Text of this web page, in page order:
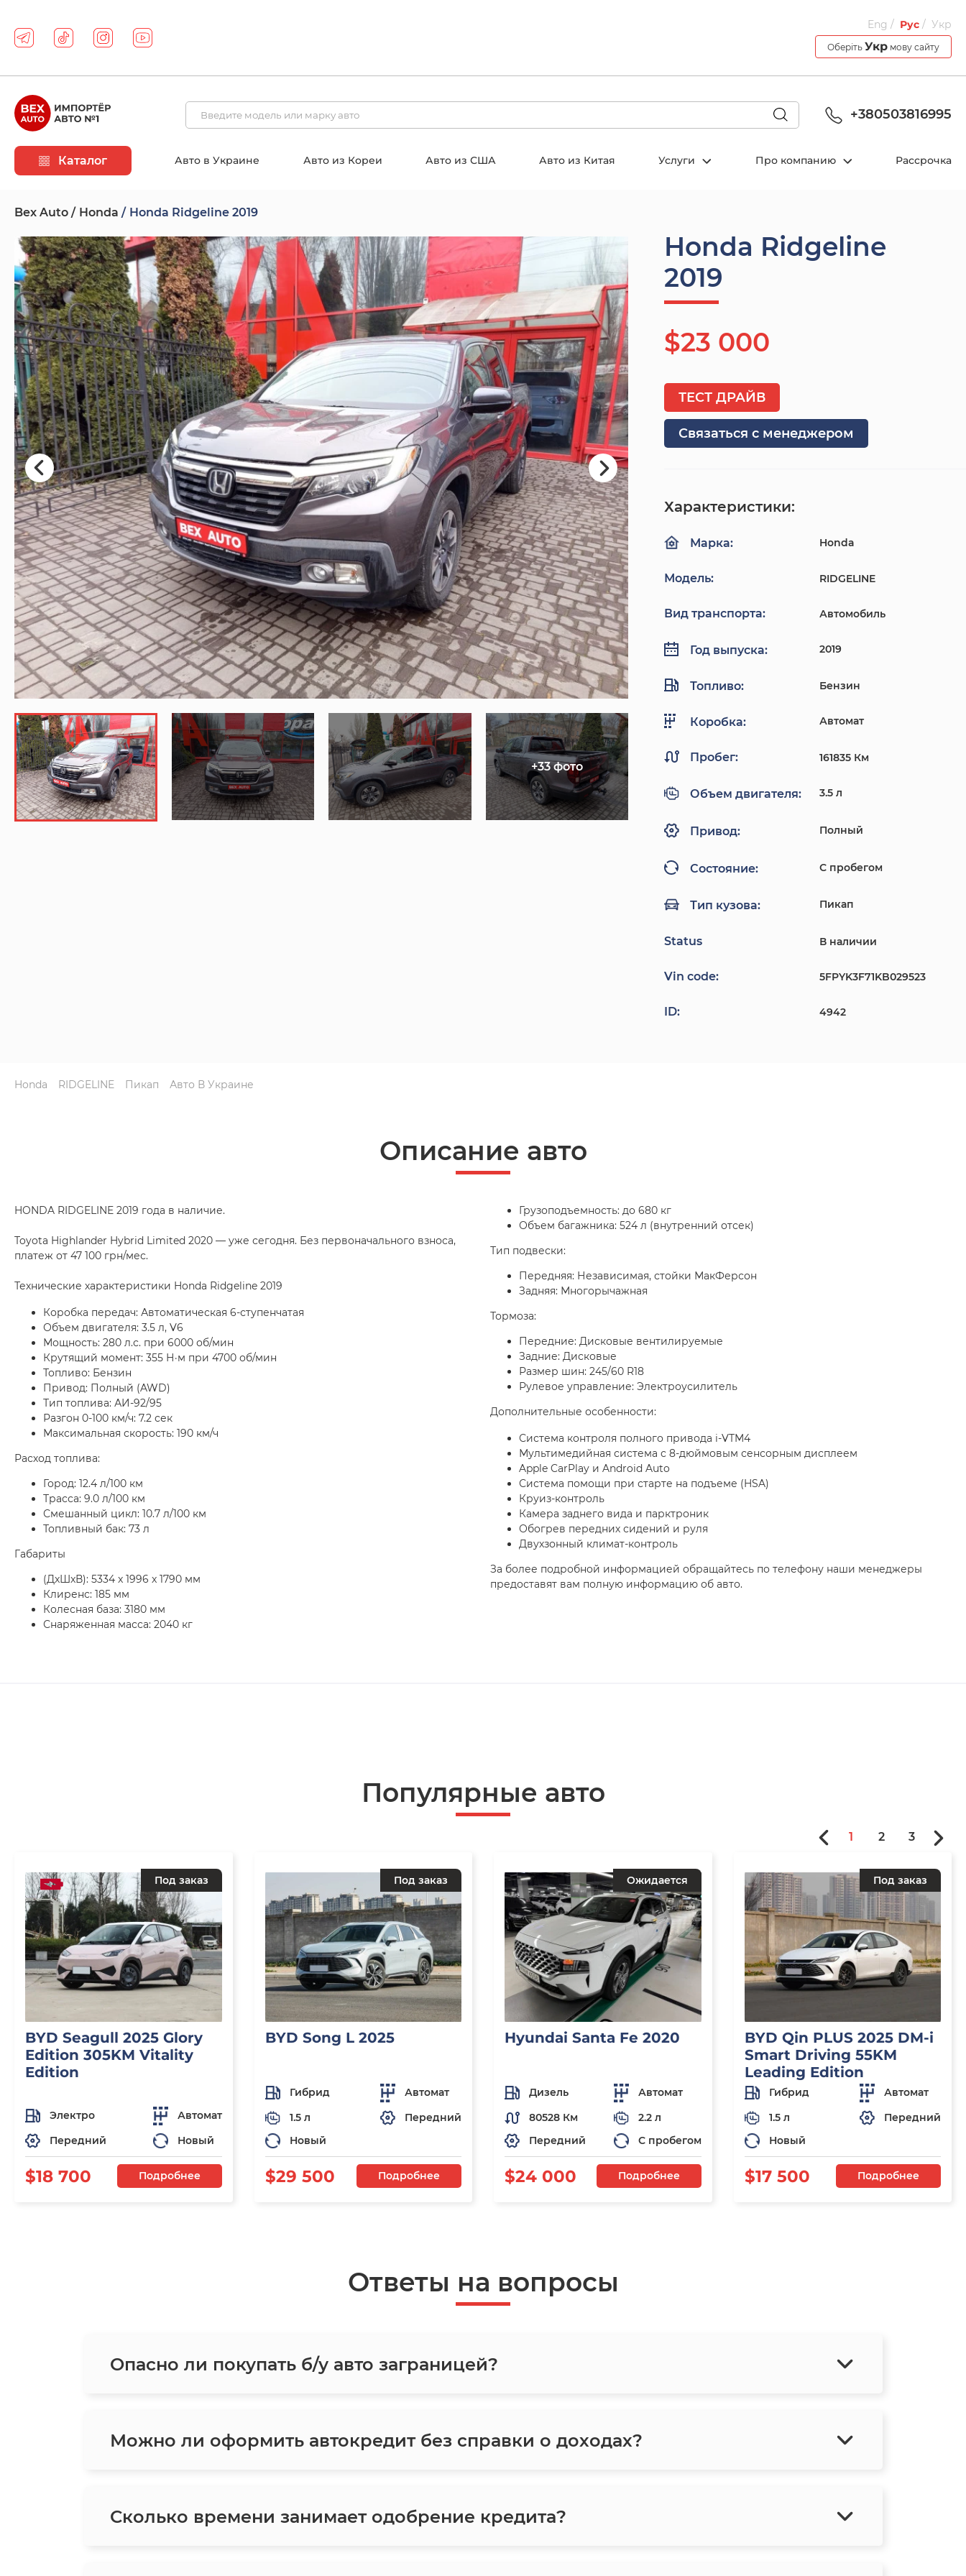
Eng Рус Укр
Оберіть Укр мову сайту
+380503816995
Каталог Авто в Украине Авто из Кореи Авто из США Авто из Китая Услуги Про компанию Рассрочка
Bex Auto Honda Honda Ridgeline 2019
Honda Ridgeline
2019
$23 000
+33 фото
ТЕСТ ДРАЙВ
Связаться с менеджером
Характеристики:
Марка: Honda
Модель: RIDGELINE
Вид транспорта: Автомобиль
Год выпуска: 2019
Топливо: Бензин
Коробка: Автомат
Пробег: 161835 Км
Объем двигателя: 3.5 л
Привод: Полный
Состояние: С пробегом
Тип кузова: Пикап
Status В наличии
Vin code: 5FPYK3F71KB029523
ID: 4942
Honda RIDGELINE Пикап Авто В Украине
Описание авто
HONDA RIDGELINE 2019 года в наличие.
Toyota Highlander Hybrid Limited 2020 — уже сегодня. Без первоначального взноса,
платеж от 47 100 грн/мес.
Технические характеристики Honda Ridgeline 2019
Коробка передач: Автоматическая 6-ступенчатая
Объем двигателя: 3.5 л, V6
Мощность: 280 л.с. при 6000 об/мин
Крутящий момент: 355 Н·м при 4700 об/мин
Топливо: Бензин
Привод: Полный (AWD)
Тип топлива: АИ-92/95
Разгон 0-100 км/ч: 7.2 сек
Максимальная скорость: 190 км/ч
Расход топлива:
Город: 12.4 л/100 км
Трасса: 9.0 л/100 км
Смешанный цикл: 10.7 л/100 км
Топливный бак: 73 л
Габариты
(ДxШxВ): 5334 x 1996 x 1790 мм
Клиренс: 185 мм
Колесная база: 3180 мм
Снаряженная масса: 2040 кг
Грузоподъемность: до 680 кг
Объем багажника: 524 л (внутренний отсек)
Тип подвески:
Передняя: Независимая, стойки МакФерсон
Задняя: Многорычажная
Тормоза:
Передние: Дисковые вентилируемые
Задние: Дисковые
Размер шин: 245/60 R18
Рулевое управление: Электроусилитель
Дополнительные особенности:
Система контроля полного привода i-VTM4
Мультимедийная система с 8-дюймовым сенсорным дисплеем
Apple CarPlay и Android Auto
Система помощи при старте на подъеме (HSA)
Круиз-контроль
Камера заднего вида и парктроник
Обогрев передних сидений и руля
Двухзонный климат-контроль
За более подробной информацией обращайтесь по телефону наши менеджеры
предоставят вам полную информацию об авто.
Популярные авто
Под заказ
BYD Seagull 2025 Glory
Edition 305KM Vitality
Edition
Электро
Автомат
Передний
Новый
$18 700 Подробнее
Под заказ
BYD Song L 2025
Гибрид
Автомат
1.5 л
Передний
Новый
$29 500 Подробнее
Ожидается
Hyundai Santa Fe 2020
Дизель
Автомат
80528 Км
2.2 л
Передний
С пробегом
$24 000 Подробнее
Под заказ
BYD Qin PLUS 2025 DM-i
Smart Driving 55KM
Leading Edition
Гибрид
Автомат
1.5 л
Передний
Новый
$17 500 Подробнее
1 2 3
Ответы на вопросы
Опасно ли покупать б/у авто заграницей?
Можно ли оформить автокредит без справки о доходах?
Сколько времени занимает одобрение кредита?